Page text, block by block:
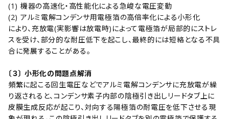
(1) 機器の高速化・高性能化による急峻な電圧変動
(2) アルミ電解コンデンサ用電極箔の高倍率化による小形化
により、充放電(実影響は放電時)によって電極箔が局部的にストレ
スを受け、部分的な耐圧低下を起こし、最終的には短絡となる不具
合に発展することがある。
〔３〕 小形化の問題点解消
頻繁に起こる回生電圧などでアルミ電解コンデンサに充放電が繰
り返されると、コンデンサ素子内部の陰極引き出しリードタブ上に
皮膜生成反応が起こり、対向する陽極箔の耐電圧を低下させる現